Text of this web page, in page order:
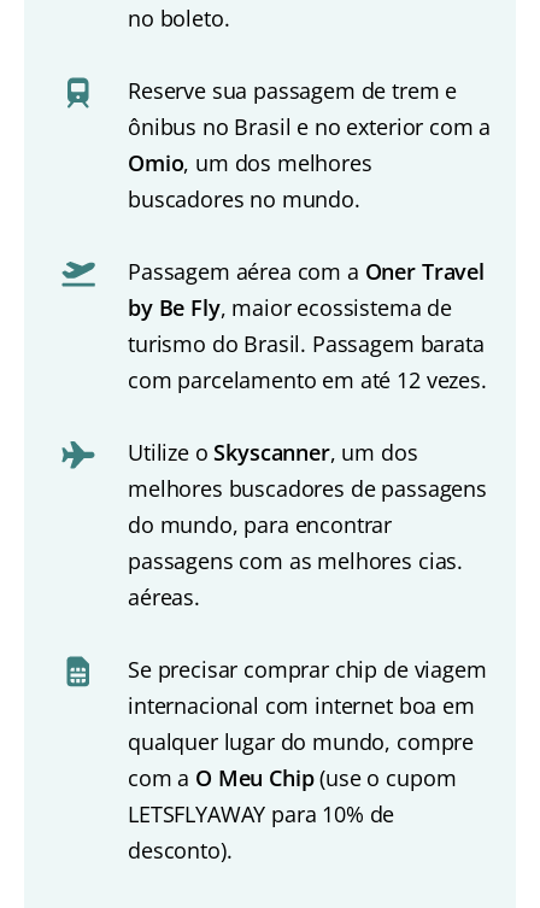
no boleto.
Reserve sua passagem de trem e
ônibus no Brasil e no exterior com a
Omio, um dos melhores
buscadores no mundo.
Passagem aérea com a Oner Travel
by Be Fly, maior ecossistema de
turismo do Brasil. Passagem barata
com parcelamento em até 12 vezes.
Utilize oSkyscanner, um dos
melhores buscadores de passagens
do mundo, para encontrar
passagens com as melhores cias.
aéreas.
Se precisar comprar chip de viagem
internacional com internet boa em
qualquer lugar do mundo, compre
com a O Meu Chip(use o cupom
LETSFLYAWAY para 10% de
desconto).